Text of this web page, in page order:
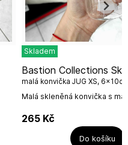
Skladem
Malá skleněná konvička s
bude mít skvělé využití na
Bastion Collections Skleněná
malá konvička JUG XS,
265 Kč
Do košíku